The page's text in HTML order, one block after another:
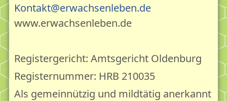
Leben & Reife 18plus - Das Ermutigungskonzept
Als Gesellschaft reifen - Ressourcen stärken
Unsere Angebote für Deinen Lebensgarten
Kontakt@erwachsenleben.de
www.erwachsenleben.de
Registergericht: Amtsgericht Oldenburg
Registernummer: HRB 210035
Als gemeinnützig und mildtätig anerkannt